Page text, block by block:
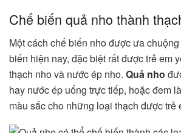
Chế biến quả nho thành
Một cách chế biến nho được ưa
biến hiện nay, đặc biệt rất được trẻ em
thạch nho và nước ép nho. Quả nho
hay nước ép uống trực tiếp, hoặc đem
màu sắc cho những loại thạch được trẻ